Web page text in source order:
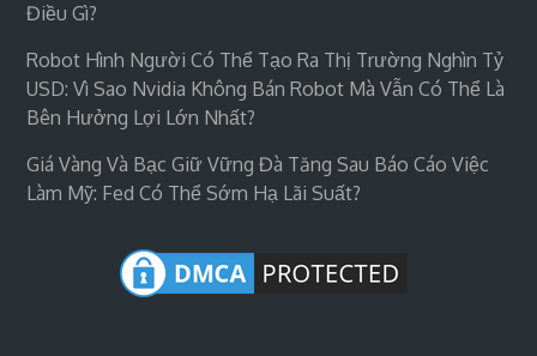
Điều Gì?
Robot Hình Người Có Thể Tạo Ra Thị Trường Nghìn Tỷ
USD: Vì Sao Nvidia Không Bán Robot Mà Vẫn Có Thể Là
Bên Hưởng Lợi Lớn Nhất?
Giá Vàng Và Bạc Giữ Vững Đà Tăng Sau Báo Cáo Việc
Làm Mỹ: Fed Có Thể Sớm Hạ Lãi Suất?